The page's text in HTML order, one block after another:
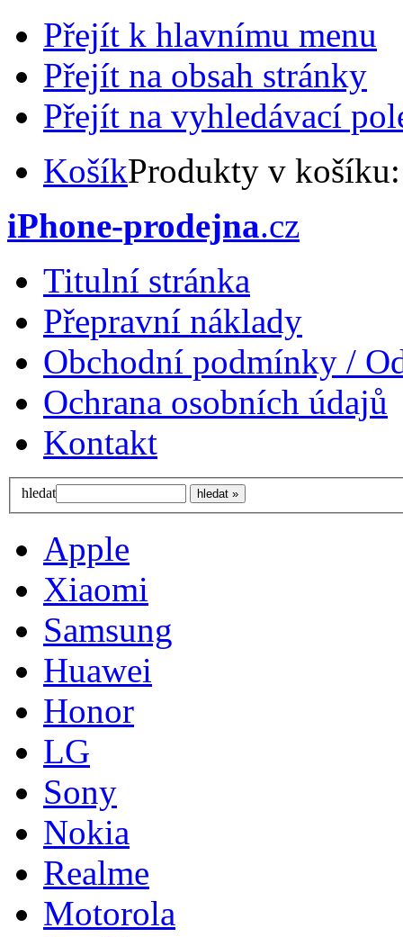
Přejít k hlavnímu menu
Přejít na obsah stránky
Přejít na vyhledávací
KošíkProdukty v
iPhone-prodejna.cz
Titulní stránka
Přepravní náklady
Obchodní podmínky /
Ochrana osobních údajů
Kontakt
hledat
Apple
Xiaomi
Samsung
Huawei
Honor
LG
Sony
Nokia
Realme
Motorola